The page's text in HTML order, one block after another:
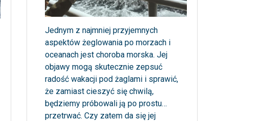
Jednym z najmniej przyjemnych
aspektów żeglowania po morzach i
oceanach jest choroba morska. Jej
objawy mogą skutecznie zepsuć
radość wakacji pod żaglami i sprawić,
że zamiast cieszyć się chwilą,
będziemy próbowali ją po prostu…
przetrwać. Czy zatem da się jej